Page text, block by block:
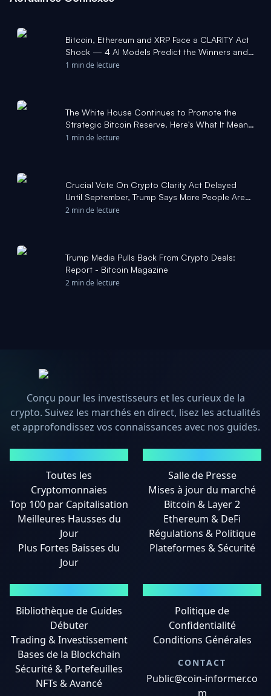
Bitcoin, Ethereum and XRP Face a CLARITY Act
Shock — 4 AI Models Predict the Winners and
Losers - CCN.com
1 min de lecture
The White House Continues to Promote the
Strategic Bitcoin Reserve. Here's What It Means
for Bitcoin. - Yahoo Finance
1 min de lecture
Crucial Vote On Crypto Clarity Act Delayed
Until September, Trump Says More People Are
Paying in Bitcoin: Reports - Bitcoin Magazine
2 min de lecture
Trump Media Pulls Back From Crypto Deals:
Report - Bitcoin Magazine
2 min de lecture
Conçu pour les investisseurs et les curieux de la
crypto. Suivez les marchés en direct, lisez les actualités
et approfondissez vos connaissances avec nos guides.
Toutes les
Cryptomonnaies
Top 100 par Capitalisation
Meilleures Hausses du
Jour
Plus Fortes Baisses du
Jour
Salle de Presse
Mises à jour du marché
Bitcoin & Layer 2
Ethereum & DeFi
Régulations & Politique
Plateformes & Sécurité
Bibliothèque de Guides
Débuter
Trading & Investissement
Bases de la Blockchain
Sécurité & Portefeuilles
NFTs & Avancé
Politique de
Confidentialité
Conditions Générales
CONTACT
Public@coin-informer.co
m